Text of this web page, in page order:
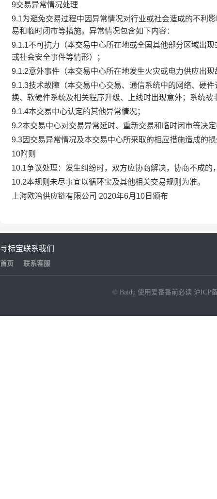
9交易异常情况处理
9.1为避免交易过程中因异常情况对行业或社会造成的不利
易和临时闭市等措施。异常情况包含如下内容：
9.1.1不可抗力（本交易中心所在地或全国其他部分区域出
或社会安全事件等情形）；
9.1.2意外事件（本交易中心所在地发生火灾或电力供应出
9.1.3技术故障（本交易中心交易、通信系统中的网络、硬
换、软硬件系统及相关程序升级、上线时出现意外；系统
9.1.4本交易中心认定的其他异常情况；
9.2本交易中心对交易异常延时、重新交易和临时闭市等决
9.3因交易异常情况及本交易中心所采取的相应措施造成的
10附则
10.1争议处理：发生纠纷时，双方应协商解决，协商不成
10.2本规则未尽事宜以循环宝及其他相关交易规则为准。
上海欧冶供应链有限公司 2020年6月10日颁布
寻标宝
首页
联系我们
联系客服
© Baidu 使用爱番番前必读 沪ICP